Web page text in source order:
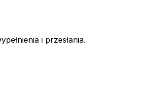
i przesłania.